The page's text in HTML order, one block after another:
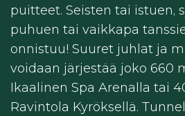
puitteet. Seisten tai istuen,
puhuen tai vaikkapa
onnistuu! Suuret juhlat ja
voidaan järjestää joko 660
Ikaalinen Spa Arenalla tai
Ravintola Kyröksellä.